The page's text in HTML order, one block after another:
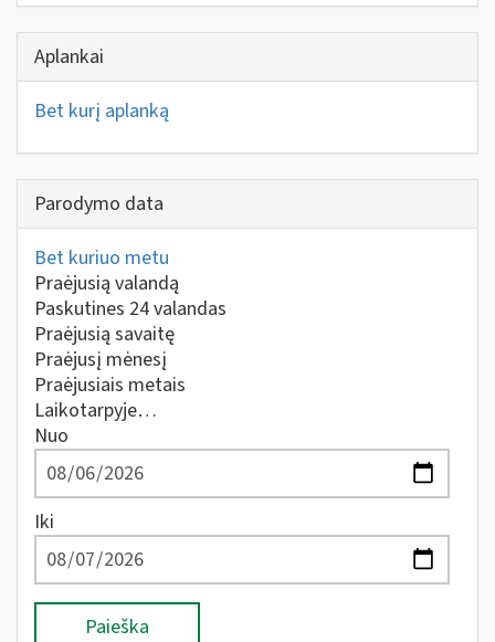
Aplankai
Bet kurį aplanką
Parodymo data
Bet kuriuo metu
Praėjusią valandą
Paskutines 24 valandas
Praėjusią savaitę
Praėjusį mėnesį
Praėjusiais metais
Laikotarpyje…
Nuo
Iki
Paieška